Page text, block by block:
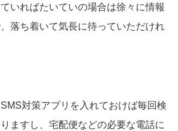
いればたいていの場合は徐々に情報
落ち着いて気長に待っていただけれ
対策アプリを入れておけば毎回検
ますし、宅配便などの必要な電話に